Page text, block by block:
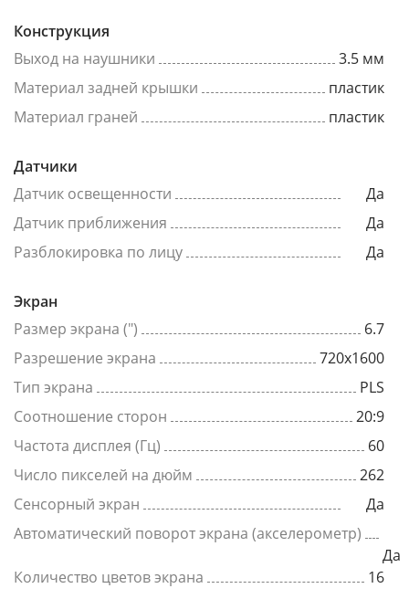
Конструкция
Выход на наушники
3.5 мм
Материал задней крышки
пластик
Материал граней
пластик
Датчики
Датчик освещенности
Да
Датчик приближения
Да
Разблокировка по лицу
Да
Экран
Размер экрана (")
6.7
Разрешение экрана
720x1600
Тип экрана
PLS
Соотношение сторон
20:9
Частота дисплея (Гц)
60
Число пикселей на дюйм
262
Сенсорный экран
Да
Автоматический поворот экрана (акселерометр)
Да
Количество цветов экрана
16